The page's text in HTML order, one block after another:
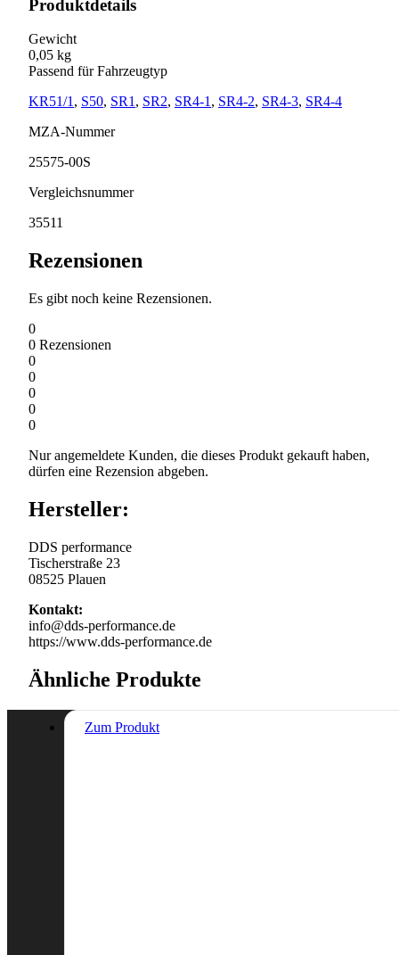
Produktdetails
Gewicht
0,05 kg
Passend für Fahrzeugtyp
KR51/1 , S50, SR1 , SR2, SR4-1 , SR4-2, SR4-3, SR4-4
MZA-Nummer
25575-00S
Vergleichsnummer
35511
Rezensionen
Es gibt noch keine Rezensionen.
0
0 Rezensionen
0
0
0
0
0
Nur angemeldete Kunden, die dieses Produkt gekauft haben,
dürfen eine Rezension abgeben.
Hersteller:
DDS performance
Tischerstraße 23
08525 Plauen
Kontakt:
info@dds-performance.de
https://www.dds-performance.de
Ähnliche Produkte
Zum Produkt